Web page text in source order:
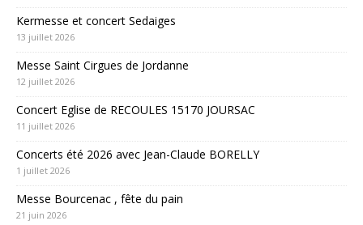
Kermesse et concert Sedaiges
13 juillet 2026
Messe Saint Cirgues de Jordanne
12 juillet 2026
Concert Eglise de RECOULES 15170 JOURSAC
11 juillet 2026
Concerts été 2026 avec Jean-Claude BORELLY
1 juillet 2026
Messe Bourcenac , fête du pain
21 juin 2026